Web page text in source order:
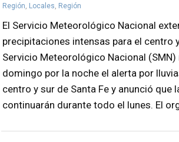
Región Locales Región
El Servicio Meteorológico Nacional
precipitaciones intensas para el centro
Servicio Meteorológico Nacional
domingo por la noche el alerta por
centro y sur de Santa Fe y anunció que
continuarán durante todo el lunes. El